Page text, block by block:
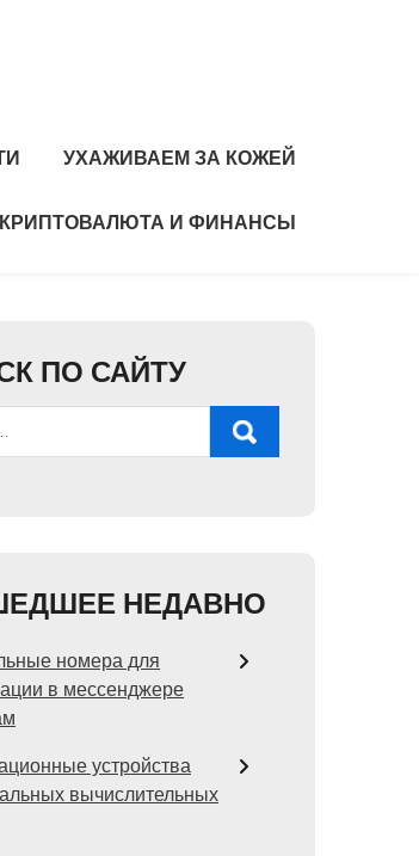
УХАЖИВАЕМ ЗА КОЖЕЙ
КРИПТОВАЛЮТА И ФИНАНСЫ
ПО САЙТУ
НЕДАВНО
номера для
в мессенджере
устройства
вычислительных